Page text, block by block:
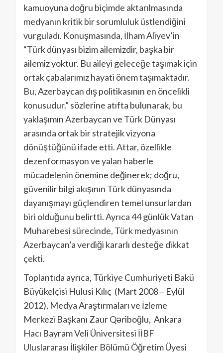
kamuoyuna doğru biçimde aktarılmasında
medyanın kritik bir sorumluluk üstlendiğini
vurguladı. Konuşmasında, İlham Aliyev’in
“Türk dünyası bizim ailemizdir, başka bir
ailemiz yoktur. Bu aileyi geleceğe taşımak için
ortak çabalarımız hayati önem taşımaktadır.
Bu, Azerbaycan dış politikasının en öncelikli
konusudur.” sözlerine atıfta bulunarak, bu
yaklaşımın Azerbaycan ve Türk Dünyası
arasında ortak bir stratejik vizyona
dönüştüğünü ifade etti. Attar, özellikle
dezenformasyon ve yalan haberle
mücadelenin önemine değinerek; doğru,
güvenilir bilgi akışının Türk dünyasında
dayanışmayı güçlendiren temel unsurlardan
biri olduğunu belirtti. Ayrıca 44 günlük Vatan
Muharebesi sürecinde, Türk medyasının
Azerbaycan’a verdiği kararlı desteğe dikkat
çekti.
Toplantıda ayrıca, Türkiye Cumhuriyeti Bakü
Büyükelçisi Hulusi Kılıç (Mart 2008 – Eylül
2012), Medya Araştırmaları ve İzleme
Merkezi Başkanı Zaur Qəriboğlu, Ankara
Hacı Bayram Veli Üniversitesi İİBF
Uluslararası İlişkiler Bölümü Öğretim Üyesi